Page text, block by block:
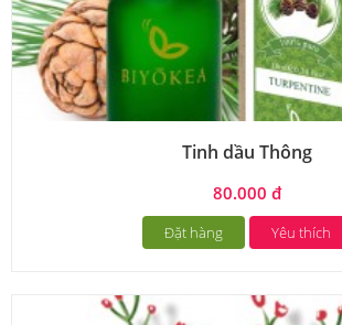
Tinh dầu Thông
80.000 đ
Đặt hàng Yêu thích